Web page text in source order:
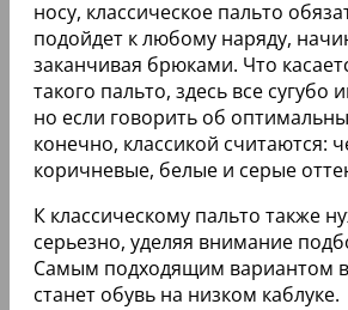
носу, классическое пальто
подойдет к любому наряду,
заканчивая брюками. Что
такого пальто, здесь все сугубо
но если говорить об
конечно, классикой считаются:
коричневые, белые и серые
К классическому пальто также
серьезно, уделяя внимание
Самым подходящим вариантом
станет обувь на низком каблуке.